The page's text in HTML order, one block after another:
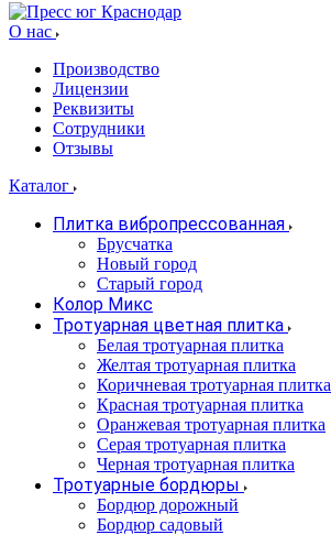
О нас
Производство
Лицензии
Реквизиты
Сотрудники
Отзывы
Каталог
Плитка вибропрессованная
Брусчатка
Новый город
Старый город
Колор Микс
Тротуарная цветная плитка
Белая тротуарная плитка
Желтая тротуарная плитка
Коричневая тротуарная плитка
Красная тротуарная плитка
Оранжевая тротуарная плитка
Серая тротуарная плитка
Черная тротуарная плитка
Тротуарные бордюры
Бордюр дорожный
Бордюр садовый